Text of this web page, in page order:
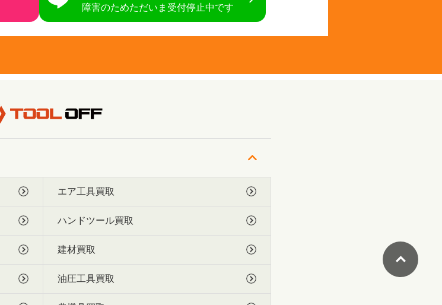
障害のためただいま受付停止中です
エア工具買取
ハンドツール買取
建材買取
油圧工具買取